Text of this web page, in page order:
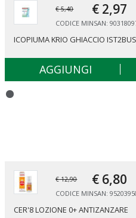
€ 5,40 € 2,97
CODICE MINSAN:
ICOPIUMA KRIO GHIACCIO IST2BUS
AGGIUNGI
€ 12,90 € 6,80
CODICE MINSAN:
CER'8 LOZIONE 0+ ANTIZANZARE